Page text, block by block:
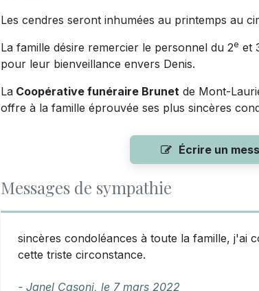
Les cendres seront inhumées au printemps au
La famille désire remercier le personnel du 2e et
pour leur bienveillance envers Denis.
La Coopérative funéraire Brunet de Mont-
offre à la famille éprouvée ses plus sincères
Écrire un
Messages de sympathie
sincères condoléances à toute la famille, j'ai
cette triste circonstance.
- Janel Casoni, le 7 mars 2022